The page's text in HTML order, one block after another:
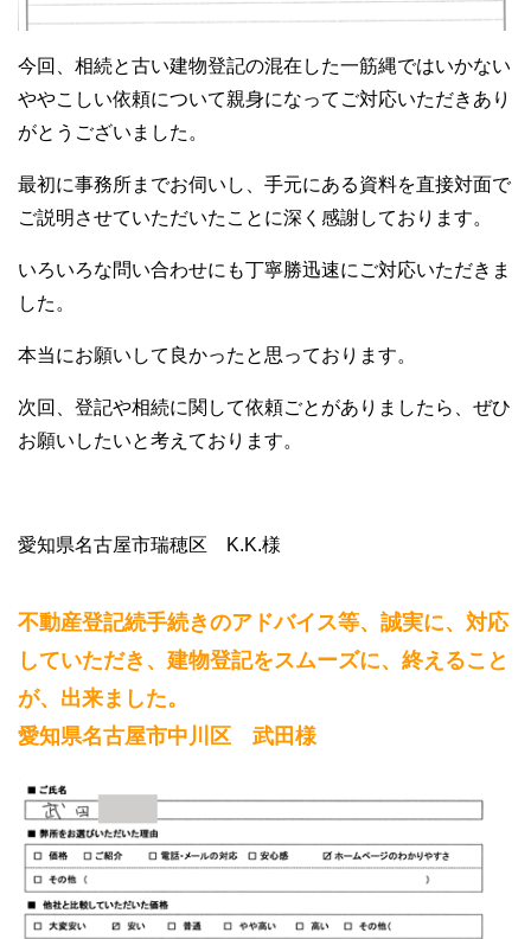
今回、相続と古い建物登記の混在した一筋縄ではいかない
ややこしい依頼について親身になってご対応いただきあり
がとうございました。
最初に事務所までお伺いし、手元にある資料を直接対面で
ご説明させていただいたことに深く感謝しております。
いろいろな問い合わせにも丁寧勝迅速にご対応いただきま
した。
本当にお願いして良かったと思っております。
次回、登記や相続に関して依頼ごとがありましたら、ぜひ
お願いしたいと考えております。
愛知県名古屋市瑞穂区 K.K.様
不動産登記続手続きのアドバイス等、誠実に、対応
していただき、建物登記をスムーズに、終えること
が、出来ました。
愛知県名古屋市中川区 武田様